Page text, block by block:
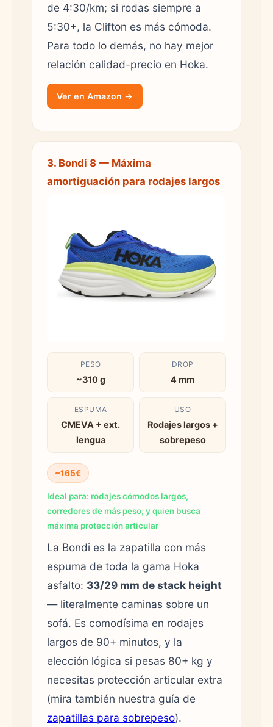
de 4:30/km; si rodas siempre a
5:30+, la Clifton es más cómoda.
Para todo lo demás, no hay mejor
relación calidad-precio en Hoka.
Ver en Amazon →
3. Bondi 8 — Máxima
amortiguación para rodajes largos
PESO
~310 g
DROP
4 mm
ESPUMA
CMEVA + ext.
lengua
USO
Rodajes largos +
sobrepeso
~165€
Ideal para: rodajes cómodos largos,
corredores de más peso, y quien busca
máxima protección articular
La Bondi es la zapatilla con más
espuma de toda la gama Hoka
asfalto: 33/29 mm de stack height
— literalmente caminas sobre un
sofá. Es comodísima en rodajes
largos de 90+ minutos, y la
elección lógica si pesas 80+ kg y
necesitas protección articular extra
(mira también nuestra guía de
zapatillas para sobrepeso).